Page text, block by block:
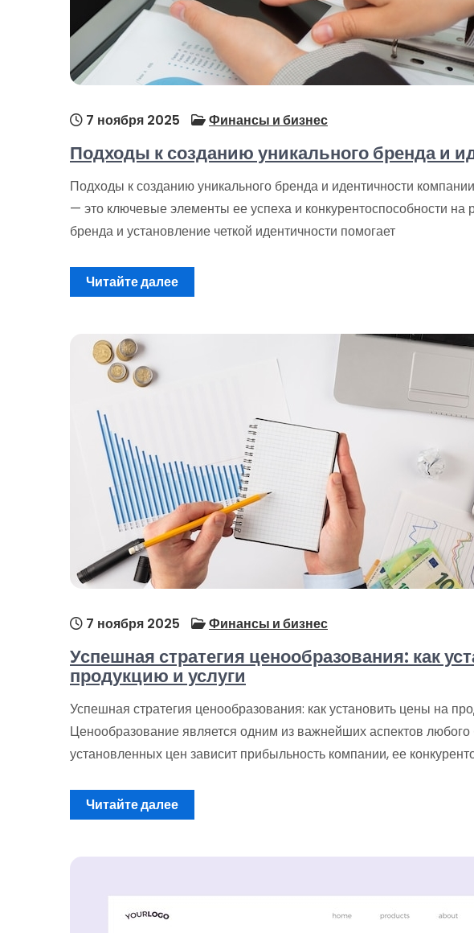
7 ноября 2025 Финансы и бизнес
Подходы к созданию уникального бренда и
Подходы к созданию уникального бренда и идентичности
— это ключевые элементы ее успеха и конкурентоспособности на
бренда и установление четкой идентичности помогает
Читайте далее
7 ноября 2025 Финансы и бизнес
Успешная стратегия ценообразования: как
продукцию и услуги
Успешная стратегия ценообразования: как установить цены на
Ценообразование является одним из важнейших аспектов
установленных цен зависит прибыльность компании, ее
Читайте далее